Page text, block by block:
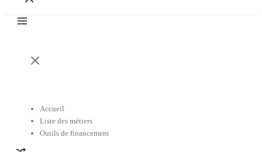
Accueil
Liste des métiers
Outils de financement